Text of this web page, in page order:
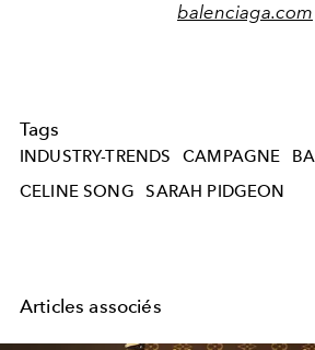
balenciaga.com
Tags
INDUSTRY-TRENDS CAMPAGNE
CELINE SONG
SARAH PIDGEON
Articles associés